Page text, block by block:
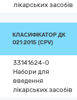
лікарських засобів
КЛАСИФІКАТОР ДК
021:2015 (CPV)
33141624-0
Набори для
введення
лікарських засобів